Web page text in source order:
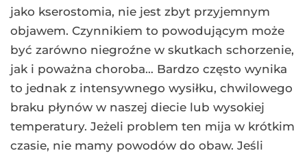
jako kserostomia, nie jest zbyt przyjemnym
objawem. Czynnikiem to powodującym może
być zarówno niegroźne w skutkach schorzenie,
jak i poważna choroba… Bardzo często wynika
to jednak z intensywnego wysiłku, chwilowego
braku płynów w naszej diecie lub wysokiej
temperatury. Jeżeli problem ten mija w krótkim
czasie, nie mamy powodów do obaw. Jeśli